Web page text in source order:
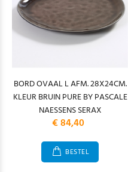
BORD OVAAL L AFM. 28X24CM.
KLEUR BRUIN PURE BY PASCALE
NAESSENS SERAX
€ 84,40
BESTEL